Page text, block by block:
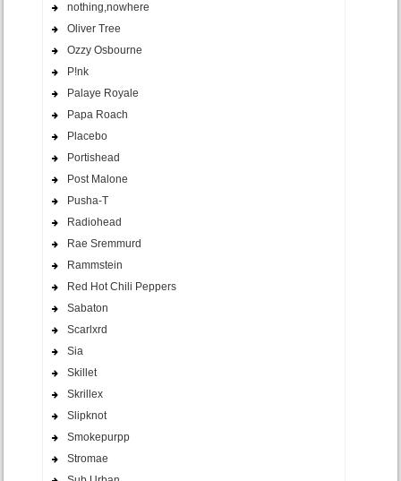
nothing,nowhere
Oliver Tree
Ozzy Osbourne
P!nk
Palaye Royale
Papa Roach
Placebo
Portishead
Post Malone
Pusha-T
Radiohead
Rae Sremmurd
Rammstein
Red Hot Chili Peppers
Sabaton
Scarlxrd
Sia
Skillet
Skrillex
Slipknot
Smokepurpp
Stromae